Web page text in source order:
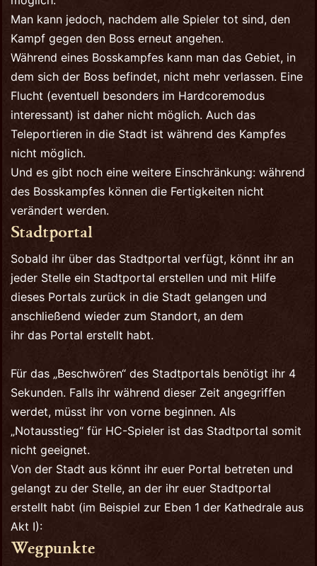
Man kann jedoch, nachdem alle Spieler tot sind, den
Kampf gegen den Boss erneut angehen.
Während eines Bosskampfes kann man das Gebiet, in
dem sich der Boss befindet, nicht mehr verlassen. Eine
Flucht (eventuell besonders im Hardcoremodus
interessant) ist daher nicht möglich. Auch das
Teleportieren in die Stadt ist während des Kampfes
nicht möglich.
Und es gibt noch eine weitere Einschränkung: während
des Bosskampfes können die Fertigkeiten nicht
verändert werden.
Stadtportal
Sobald ihr über das Stadtportal verfügt, könnt ihr an
jeder Stelle ein Stadtportal erstellen und mit Hilfe
dieses Portals zurück in die Stadt gelangen und
anschließend wieder zum Standort, an dem
ihr das Portal erstellt habt.
Für das „Beschwören“ des Stadtportals benötigt ihr 4
Sekunden. Falls ihr während dieser Zeit angegriffen
werdet, müsst ihr von vorne beginnen. Als
„Notausstieg“ für HC-Spieler ist das Stadtportal somit
nicht geeignet.
Von der Stadt aus könnt ihr euer Portal betreten und
gelangt zu der Stelle, an der ihr euer Stadtportal
erstellt habt (im Beispiel zur Eben 1 der Kathedrale aus
Akt I):
Wegpunkte